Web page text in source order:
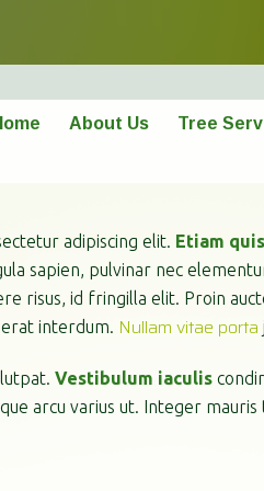
About Us Tree
adipiscing elit. Etiam
sapien, pulvinar nec
risus, id fringilla elit. Proin
interdum. Nullam vitae porta
Vestibulum iaculis
arcu varius ut. Integer